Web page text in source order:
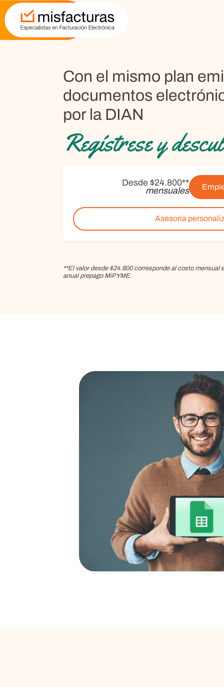
Con el mismo plan
documentos
por la DIAN
Regístrese y
Desde $24.800**
mensuales
Asesoría
**El valor desde $24.800 corresponde al costo mensual
anual prepago MiPYME.